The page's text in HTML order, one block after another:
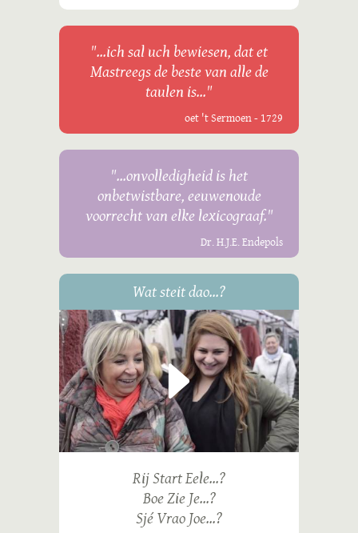
"...ich sal uch bewiesen, dat et
Mastreegs de beste van alle de
taulen is..."
oet 't Sermoen - 1729
"...onvolledigheid is het
onbetwistbare, eeuwenoude
voorrecht van elke lexicograaf."
Dr. H.J.E. Endepols
Wat steit dao...?
Rij Start Eele...?
Boe Zie Je...?
Sjé Vrao Joe...?